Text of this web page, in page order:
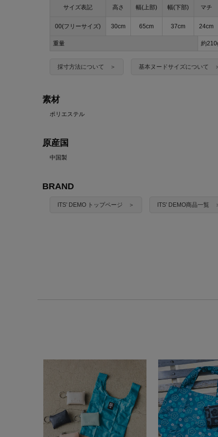
サイズ表記 高さ 幅(上部) 幅(下部) マチ
00(フリーサイズ) 30cm 65cm 37cm 24cm
重量 約
採寸方法について ＞ 基本ヌードサイズについて
素材
ポリエステル
原産国
中国製
BRAND
ITS' DEMO トップページ ＞ ITS' DEMO商品一覧